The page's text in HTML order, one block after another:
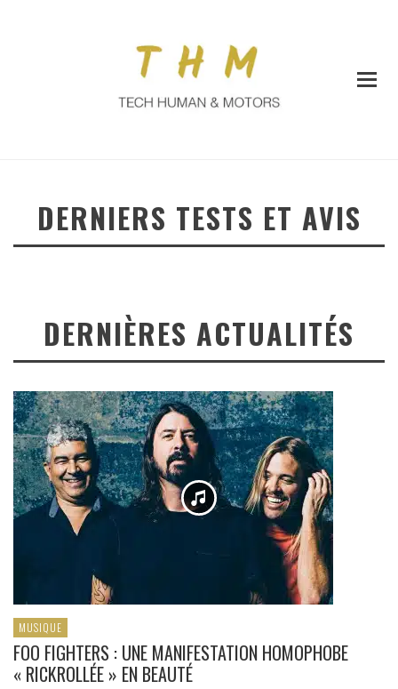
DERNIERS TESTS ET AVIS
DERNIÈRES ACTUALITÉS
MUSIQUE
FOO FIGHTERS : UNE MANIFESTATION HOMOPHOBE
« RICKROLLÉE » EN BEAUTÉ